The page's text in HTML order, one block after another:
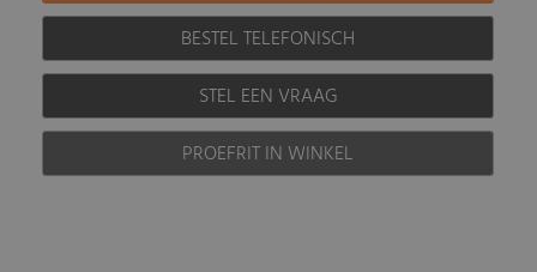
BESTEL TELEFONISCH
STEL EEN VRAAG
PROEFRIT IN WINKEL